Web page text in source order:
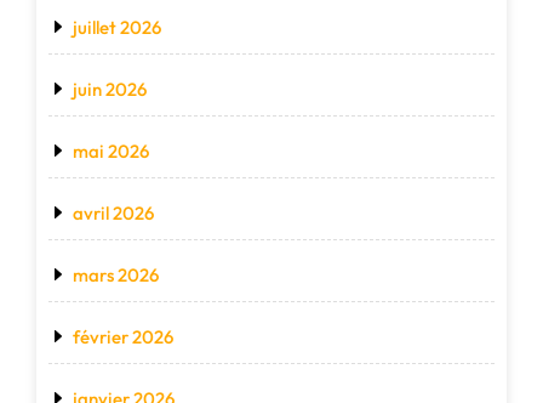
juillet 2026
juin 2026
mai 2026
avril 2026
mars 2026
février 2026